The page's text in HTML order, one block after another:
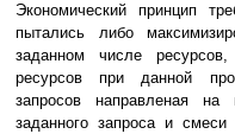
Экономический принцип
пытались либо
заданном числе
ресурсов при данной
запросов направленая
заданного запроса и